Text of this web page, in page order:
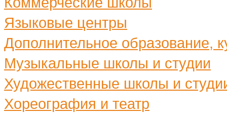
Языковые центры
Дополнительное образование,
Музыкальные школы и студии
Художественные школы и
Хореография и театр